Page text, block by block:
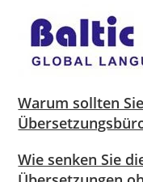
Warum sollten
Wie senken Sie